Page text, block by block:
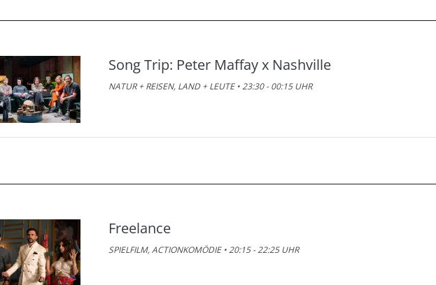
Song Trip: Peter Maffay x Nashville
NATUR + REISEN, LAND + LEUTE • 23:30 - 00:15 UHR
Freelance
SPIELFILM, ACTIONKOMÖDIE • 20:15 - 22:25 UHR